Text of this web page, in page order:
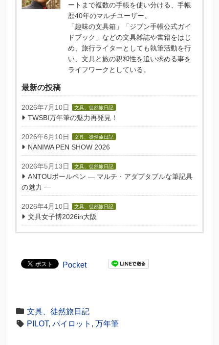
ートまで複数の手帳を使い分ける、手帳
歴40年のマルチユーザー。
「趣味の文具箱」「ジブン手帳公式ガイ
ドブック」などの文具雑誌や書籍をはじ
め、旅行ライターとしても執筆活動を行
い、文具と旅の親和性を追い求める事を
ライフワークとしている。
最新の投稿
2026年7月10日 文具、徒然旅日記
TWSBI万年筆の魅力再発見！
2026年6月10日 文具、徒然旅日記
NANIWA PEN SHOW 2026
2026年5月13日 文具、徒然旅日記
ANTOUボールペン — マルチ・アダプタブルな筆記具
の魅力 —
2026年4月10日 文具、徒然旅日記
文具女子博2026in大阪
Pocket
文具、徒然旅日記
PILOT, パイロット , 万年筆